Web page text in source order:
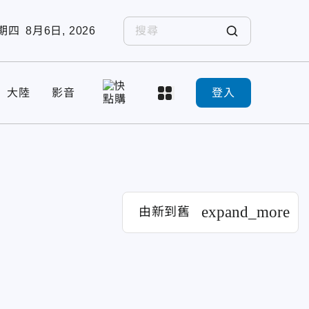
四 8月6日, 2026
大陸 影音 登入
由新到舊 expand_more